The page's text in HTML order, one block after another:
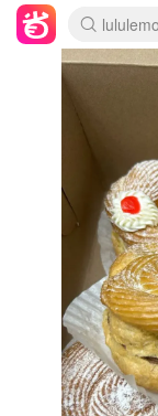
Sasa美
Cettire
WWS
viagogo
Myer清
The
David
AMIRO
Oweek
eToro
ICONIC
Moose
丝芙兰
EUFY
Trip机
YSL送5
David
雅漾大
过敏原
伊索独
科颜氏
丝塔芙
订阅
Cult
LN-CC
d'Alba
EVE
Adore
CT圣诞
Luxury
MOON
Tingo
CR洗发
修丽可